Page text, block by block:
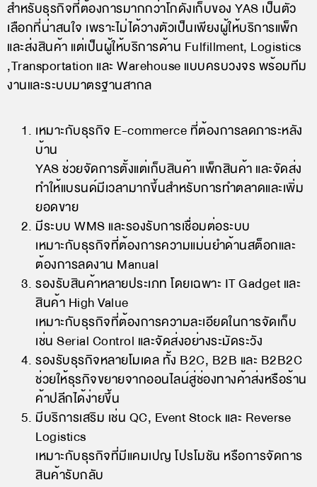
สำหรับธุรกิจที่ต้องการมากกว่าโกดังเก็บของ YAS เป็นตัว
เลือกที่น่าสนใจ เพราะไม่ได้วางตัวเป็นเพียงผู้ให้บริการแพ็ก
และส่งสินค้า แต่เป็นผู้ให้บริการด้าน Fulfillment, Logistics
,Transportation และ Warehouse แบบครบวงจร พร้อมทีม
งานและระบบมาตรฐานสากล
เหมาะกับธุรกิจ E-commerce ที่ต้องการลดภาระหลัง
บ้าน
YAS ช่วยจัดการตั้งแต่เก็บสินค้า แพ็กสินค้า และจัดส่ง
ทำให้แบรนด์มีเวลามากขึ้นสำหรับการทำตลาดและเพิ่ม
ยอดขาย
มีระบบ WMS และรองรับการเชื่อมต่อระบบ
เหมาะกับธุรกิจที่ต้องการความแม่นยำด้านสต็อกและ
ต้องการลดงาน Manual
รองรับสินค้าหลายประเภท โดยเฉพาะ IT Gadget และ
สินค้า High Value
เหมาะกับธุรกิจที่ต้องการความละเอียดในการจัดเก็บ
เช่น Serial Control และจัดส่งอย่างระมัดระวัง
รองรับธุรกิจหลายโมเดล ทั้ง B2C, B2B และ B2B2C
ช่วยให้ธุรกิจขยายจากออนไลน์สู่ช่องทางค้าส่งหรือร้าน
ค้าปลีกได้ง่ายขึ้น
มีบริการเสริม เช่น QC, Event Stock และ Reverse
Logistics
เหมาะกับธุรกิจที่มีแคมเปญ โปรโมชัน หรือการจัดการ
สินค้ารับกลับ